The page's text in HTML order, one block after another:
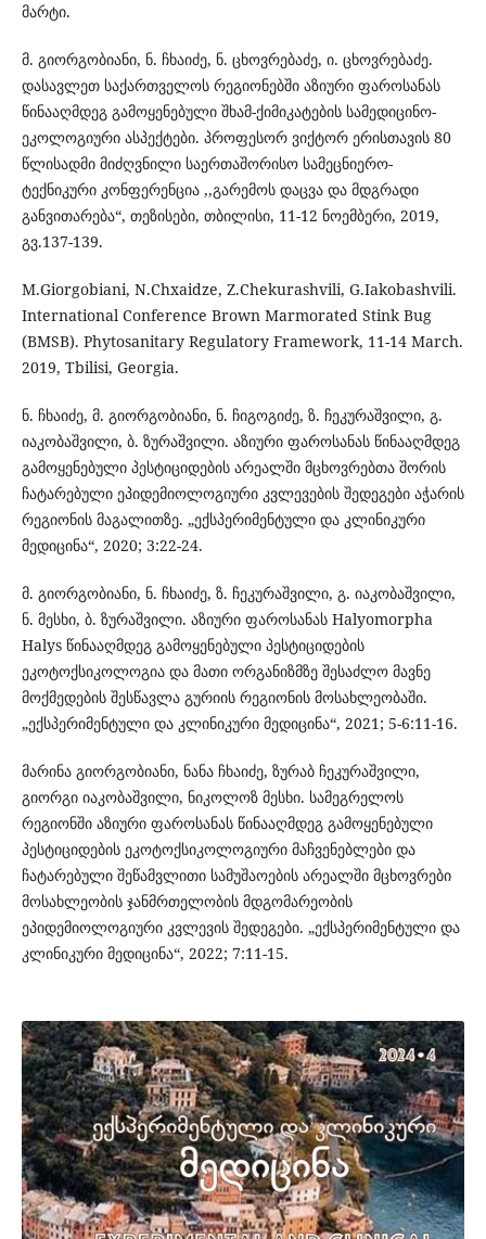
მარტი.
მ. გიორგობიანი, ნ. ჩხაიძე, ნ. ცხოვრებაძე, ი. ცხოვრებაძე.
დასავლეთ საქართველოს რეგიონებში აზიური ფაროსანას
წინააღმდეგ გამოყენებული შხამ-ქიმიკატების სამედიცინო-
ეკოლოგიური ასპექტები. პროფესორ ვიქტორ ერისთავის 80
წლისადმი მიძღვნილი საერთაშორისო სამეცნიერო-
ტექნიკური კონფერენცია ,,გარემოს დაცვა და მდგრადი
განვითარება“, თეზისები, თბილისი, 11-12 ნოემბერი, 2019,
გვ.137-139.
M.Giorgobiani, N.Chxaidze, Z.Chekurashvili, G.Iakobashvili.
International Conference Brown Marmorated Stink Bug
(BMSB). Phytosanitary Regulatory Framework, 11-14 March.
2019, Tbilisi, Georgia.
ნ. ჩხაიძე, მ. გიორგობიანი, ნ. ჩიგოგიძე, ზ. ჩეკურაშვილი, გ.
იაკობაშვილი, ბ. ზურაშვილი. აზიური ფაროსანას წინააღმდეგ
გამოყენებული პესტიციდების არეალში მცხოვრებთა შორის
ჩატარებული ეპიდემიოლოგიური კვლევების შედეგები აჭარის
რეგიონის მაგალითზე. „ექსპერიმენტული და კლინიკური
მედიცინა“, 2020; 3:22-24.
მ. გიორგობიანი, ნ. ჩხაიძე, ზ. ჩეკურაშვილი, გ. იაკობაშვილი,
ნ. მესხი, ბ. ზურაშვილი. აზიური ფაროსანას Halyomorpha
Halys წინააღმდეგ გამოყენებული პესტიციდების
ეკოტოქსიკოლოგია და მათი ორგანიზმზე შესაძლო მავნე
მოქმედების შესწავლა გურიის რეგიონის მოსახლეობაში.
„ექსპერიმენტული და კლინიკური მედიცინა“, 2021; 5-6:11-16.
მარინა გიორგობიანი, ნანა ჩხაიძე, ზურაბ ჩეკურაშვილი,
გიორგი იაკობაშვილი, ნიკოლოზ მესხი. სამეგრელოს
რეგიონში აზიური ფაროსანას წინააღმდეგ გამოყენებული
პესტიციდების ეკოტოქსიკოლოგიური მაჩვენებლები და
ჩატარებული შეწამვლითი სამუშაოების არეალში მცხოვრები
მოსახლეობის ჯანმრთელობის მდგომარეობის
ეპიდემიოლოგიური კვლევის შედეგები. „ექსპერიმენტული და
კლინიკური მედიცინა“, 2022; 7:11-15.